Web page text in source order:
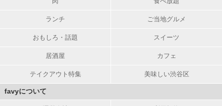
ランチ ご当地グルメ
おもしろ・話題 スイーツ
居酒屋 カフェ
テイクアウト特集 美味しい渋谷区
favyについて